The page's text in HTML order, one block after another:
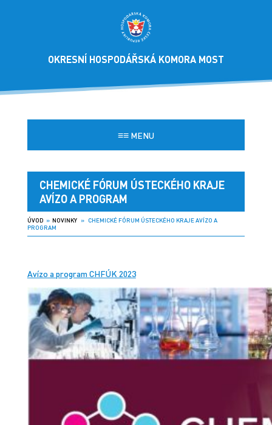
OKRESNÍ HOSPODÁŘSKÁ KOMORA MOST
≡≡MENU
CHEMICKÉ FÓRUM ÚSTECKÉHO KRAJE
AVÍZO A PROGRAM
ÚVOD » NOVINKY» CHEMICKÉ FÓRUM ÚSTECKÉHO KRAJE AVÍZO A
PROGRAM
Avízo a program CHFÚK 2023